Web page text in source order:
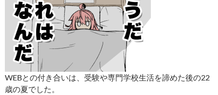
WEBとの付き合いは、受験や専門学校生活を諦めた後の22
歳の夏でした。